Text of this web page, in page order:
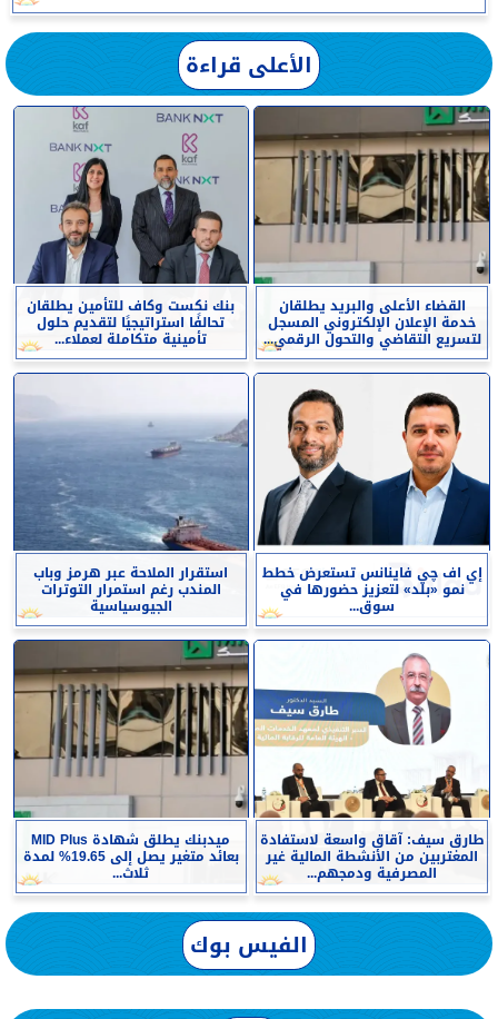
الأعلى قراءة
القضاء الأعلى والبريد يطلقان
خدمة الإعلان الإلكتروني المسجل
لتسريع التقاضي والتحول الرقمي...
بنك نكست وكاف للتأمين يطلقان
تحالفًا استراتيجيًا لتقديم حلول
تأمينية متكاملة لعملاء...
إي اف چي فاينانس تستعرض خطط
نمو «بلد» لتعزيز حضورها في
سوق...
استقرار الملاحة عبر هرمز وباب
المندب رغم استمرار التوترات
الجيوسياسية
طارق سيف: آقاق واسعة لاستفادة
المغتربين من الأنشطة المالية غير
المصرفية ودمجهم...
ميدبنك يطلق شهادة MID Plus
بعائد متغير يصل إلى 19.65% لمدة
ثلاث...
الفيس بوك